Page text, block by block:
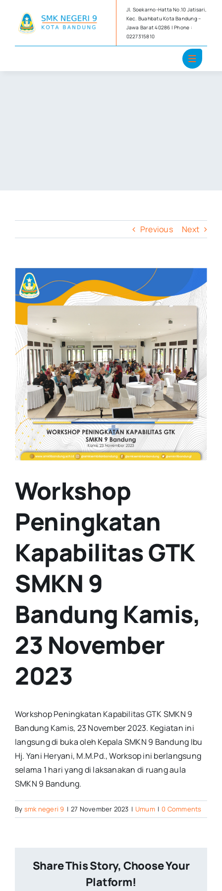
content
Jl. Soekarno-Hatta No.10 Jatisari,
Kec. Buahbatu Kota Bandung –
Jawa Barat 40286 | Phone :
0227315810
Previous Next
View
Larger
Image
Workshop
Peningkatan
Kapabilitas GTK
SMKN 9
Bandung Kamis,
23 November
2023
Workshop Peningkatan Kapabilitas GTK SMKN 9
Bandung Kamis, 23 November 2023. Kegiatan ini
langsung di buka oleh Kepala SMKN 9 Bandung Ibu
Hj. Yani Heryani, M.M.Pd., Worksop ini berlangsung
selama 1 hari yang di laksanakan di ruang aula
SMKN 9 Bandung.
By smk negeri 9 | 27 November 2023 | Umum | 0 Comments
Share This Story, Choose Your
Platform!